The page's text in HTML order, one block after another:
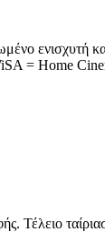
ενισχυτή
= Home
Τέλειο